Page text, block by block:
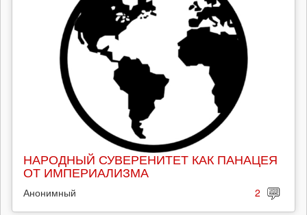
НАРОДНЫЙ СУВЕРЕНИТЕТ КАК ПАНАЦЕЯ
ОТ ИМПЕРИАЛИЗМА
Анонимный 2